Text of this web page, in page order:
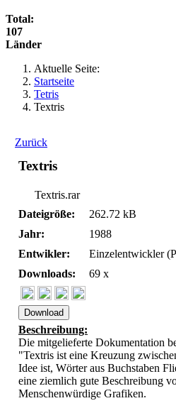
Total:
107
Länder
Aktuelle Seite:
Startseite
Tetris
Textris
Zurück
Textris
Textris.rar
Dateigröße:
262.72 kB
Jahr:
1988
Entwikler:
Einzelentwickler
Downloads:
69 x
Download
Beschreibung:
Die mitgelieferte Dokumentation
"Textris ist eine Kreuzung
Idee ist, Wörter aus Buchstaben
eine ziemlich gute Beschreibung
Menschenwürdige Grafiken.